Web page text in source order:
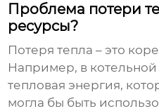
Проблема потери
ресурсы?
Потеря тепла – это
Например, в
тепловая энергия,
могла бы быть